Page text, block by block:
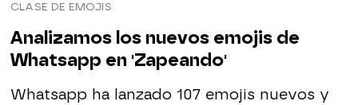
CLASE DE EMOJIS
Analizamos los nuevos emojis de
Whatsapp en 'Zapeando'
Whatsapp ha lanzado 107 emojis nuevos y